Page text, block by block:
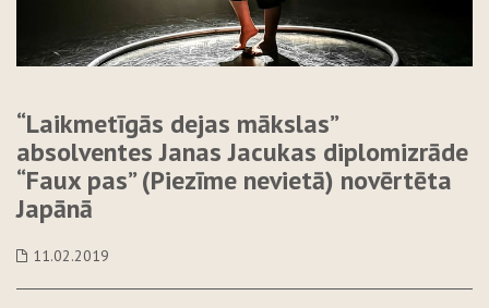
“Laikmetīgās dejas mākslas”
absolventes Janas Jacukas diplomizrāde
“Faux pas” (Piezīme nevietā) novērtēta
Japānā
11.02.2019